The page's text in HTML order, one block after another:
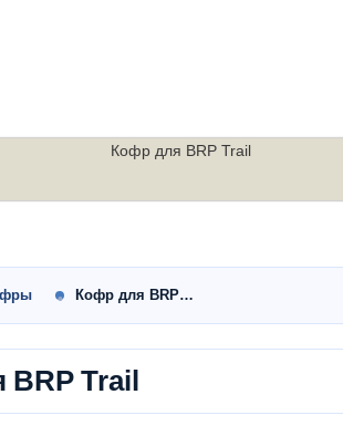
Кофр для BRP Trail
Кофр для BRP…
Trail